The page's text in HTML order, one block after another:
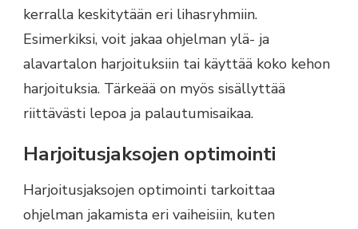
kerralla keskitytään eri lihasryhmiin.
Esimerkiksi, voit jakaa ohjelman ylä- ja
alavartalon harjoituksiin tai käyttää koko kehon
harjoituksia. Tärkeää on myös sisällyttää
riittävästi lepoa ja palautumisaikaa.
Harjoitusjaksojen optimointi
Harjoitusjaksojen optimointi tarkoittaa
ohjelman jakamista eri vaiheisiin, kuten